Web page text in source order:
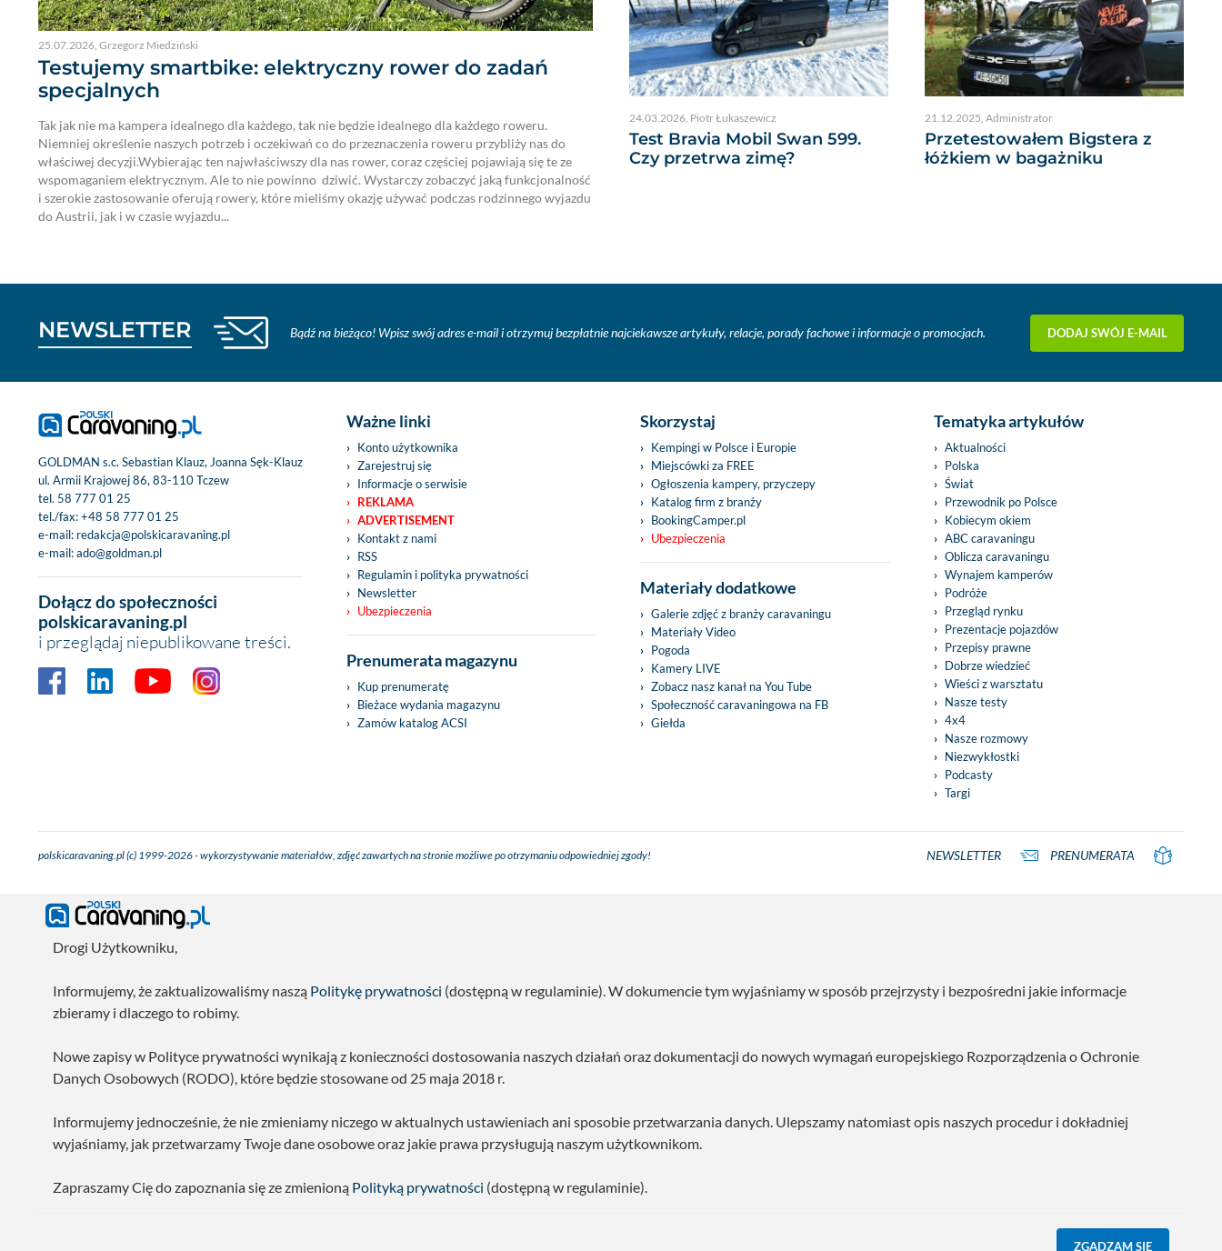
25.07.2026, Grzegorz Miedziński
Testujemy smartbike: elektryczny rower do zadań
specjalnych
Tak jak nie ma kampera idealnego dla każdego, tak nie będzie idealnego dla każdego roweru.
Niemniej określenie naszych potrzeb i oczekiwań co do przeznaczenia roweru przybliży nas do
właściwej decyzji.Wybierając ten najwłaściwszy dla nas rower, coraz częściej pojawiają się te ze
wspomaganiem elektrycznym. Ale to nie powinno dziwić. Wystarczy zobaczyć jaką funkcjonalność
i szerokie zastosowanie oferują rowery, które mieliśmy okazję używać podczas rodzinnego wyjazdu
do Austrii, jak i w czasie wyjazdu...
24.03.2026 Piotr Łukaszewicz
Test Bravia Mobil Swan 599.
Czy przetrwa zimę?
21.12.2025 Administrator
Przetestowałem Bigstera z
łóżkiem w bagażniku
NEWSLETTER Bądź na bieżąco! Wpisz swój adres e-mail i otrzymuj bezpłatnie najciekawsze artykuły, relacje, porady fachowe i informacje o promocjach. DODAJ SWÓJ E-MAIL
GOLDMAN s.c. Sebastian Klauz, Joanna Sęk-Klauz
ul. Armii Krajowej 86, 83-110 Tczew
tel. 58 777 01 25
tel./fax:+48 58 777 01 25
e-mail: redakcja@polskicaravaning.pl
e-mail:ado@goldman.pl
Dołącz do społeczności
polskicaravaning.pl
i przeglądaj niepublikowane treści.
Ważne linki
Konto użytkownika
Zarejestruj się
Informacje o serwisie
REKLAMA
ADVERTISEMENT
Kontakt z nami
RSS
Regulamin i polityka prywatności
Newsletter
Ubezpieczenia
Prenumerata magazynu
Kup prenumeratę
Bieżace wydania magazynu
Zamów katalog ACSI
Skorzystaj
Kempingi w Polsce i Europie
Miejscówki za FREE
Ogłoszenia kampery, przyczepy
Katalog firm z branży
BookingCamper.pl
Ubezpieczenia
Materiały dodatkowe
Galerie zdjęć z branży caravaningu
Materiały Video
Pogoda
Kamery LIVE
Zobacz nasz kanał na You Tube
Społeczność caravaningowa na FB
Giełda
Tematyka artykułów
Aktualności
Polska
Świat
Przewodnik po Polsce
Kobiecym okiem
ABC caravaningu
Oblicza caravaningu
Wynajem kamperów
Podróże
Przegląd rynku
Prezentacje pojazdów
Przepisy prawne
Dobrze wiedzieć
Wieści z warsztatu
Nasze testy
4x4
Nasze rozmowy
Niezwykłostki
Podcasty
Targi
polskicaravaning.pl (c) 1999-2026 - wykorzystywanie materiałów, zdjęć zawartych na stronie możliwe po otrzymaniu odpowiedniej zgody! NEWSLETTER PRENUMERATA
Drogi Użytkowniku,
Informujemy, że zaktualizowaliśmy naszą Politykę prywatności (dostępną w regulaminie). W dokumencie tym wyjaśniamy w sposób przejrzysty i bezpośredni jakie informacje
zbieramy i dlaczego to robimy.
Nowe zapisy w Polityce prywatności wynikają z konieczności dostosowania naszych działań oraz dokumentacji do nowych wymagań europejskiego Rozporządzenia o Ochronie
Danych Osobowych (RODO), które będzie stosowane od 25 maja 2018 r.
Informujemy jednocześnie, że nie zmieniamy niczego w aktualnych ustawieniach ani sposobie przetwarzania danych. Ulepszamy natomiast opis naszych procedur i dokładniej
wyjaśniamy, jak przetwarzamy Twoje dane osobowe oraz jakie prawa przysługują naszym użytkownikom.
Zapraszamy Cię do zapoznania się ze zmienioną Polityką prywatności (dostępną w regulaminie).
ZGADZAM SIĘ